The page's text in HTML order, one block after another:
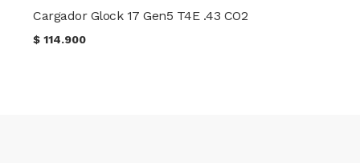
Cargador Glock 17 Gen5 T4E .43 CO2
$114.900